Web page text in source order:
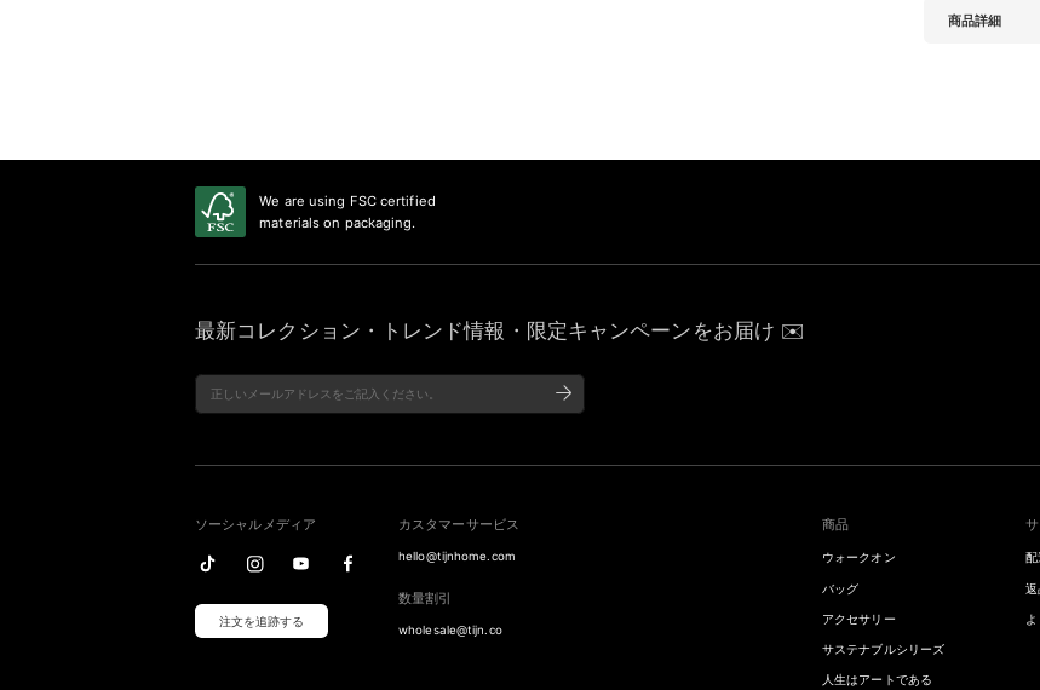
商品詳細
We are using FSC certified
materials on packaging.
最新コレクション・トレンド情報・限定キャンペーンをお届け ✉️
ソーシャルメディア
注文を追跡する
カスタマーサービス
hello@tijnhome.com
数量割引
wholesale@tijn.co
商品
ウォークオン
バッグ
アクセサリー
サステナブルシリーズ
人生はアートである
配
返